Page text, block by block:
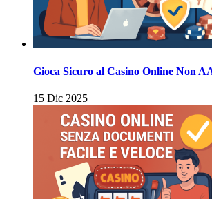
Gioca Sicuro al Casino Online Non
15 Dic 2025